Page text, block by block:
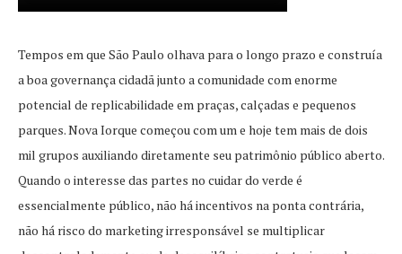
Tempos em que São Paulo olhava para o longo prazo e construía
a boa governança cidadã junto a comunidade com enorme
potencial de replicabilidade em praças, calçadas e pequenos
parques. Nova Iorque começou com um e hoje tem mais de dois
mil grupos auxiliando diretamente seu patrimônio público aberto.
Quando o interesse das partes no cuidar do verde é
essencialmente público, não há incentivos na ponta contrária,
não há risco do marketing irresponsável se multiplicar